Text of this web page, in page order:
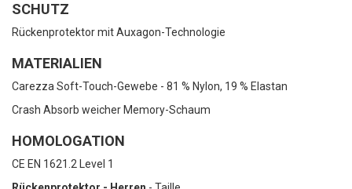
SCHUTZ
Rückenprotektor mit Auxagon-Technologie
MATERIALIEN
Carezza Soft-Touch-Gewebe - 81 % Nylon, 19 % Elastan
Crash Absorb weicher Memory-Schaum
HOMOLOGATION
CE EN 1621.2 Level 1